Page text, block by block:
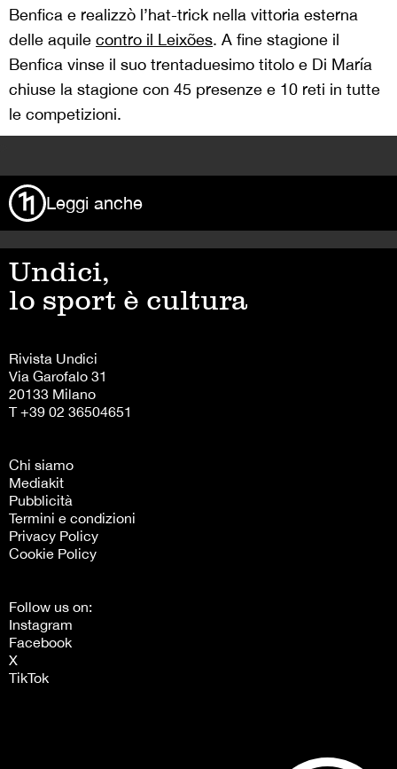
Benfica e realizzò l’hat-trick nella vittoria esterna
delle aquile contro il Leixões. A fine stagione il
Benfica vinse il suo trentaduesimo titolo e Di María
chiuse la stagione con 45 presenze e 10 reti in tutte
le competizioni.
Leggi anche
Undici,
lo sport è cultura
Rivista Undici
Via Garofalo 31
20133 Milano
T +39 02 36504651
Chi siamo
Mediakit
Pubblicità
Termini e condizioni
Privacy Policy
Cookie Policy
Follow us on:
Instagram
Facebook
X
TikTok